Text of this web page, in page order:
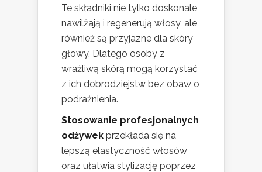
Te składniki nie tylko doskonale
nawilżają i regenerują włosy, ale
również są przyjazne dla skóry
głowy. Dlatego osoby z
wrażliwą skórą mogą korzystać
z ich dobrodziejstw bez obaw o
podrażnienia.
Stosowanie profesjonalnych
odżywek przekłada się na
lepszą elastyczność włosów
oraz ułatwia stylizację poprzez